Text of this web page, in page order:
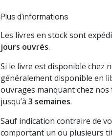
Plus d'informations
Les livres en stock sont
jours ouvrés.
Si le livre est disponible chez
généralement disponible en
ouvrages manquant chez
jusqu’à 3 semaines.
Sauf indication contraire de
comportant un ou plusieurs